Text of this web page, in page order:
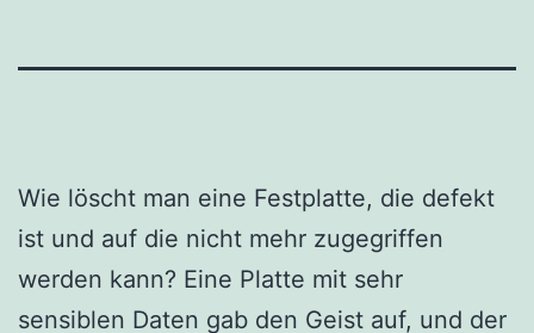
Wie löscht man eine Festplatte, die defekt
ist und auf die nicht mehr zugegriffen
werden kann? Eine Platte mit sehr
sensiblen Daten gab den Geist auf, und der